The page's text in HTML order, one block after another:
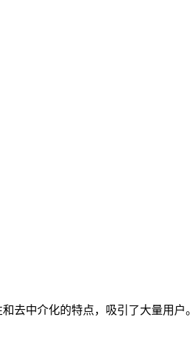
去中介化的特点，吸引了大量用户。